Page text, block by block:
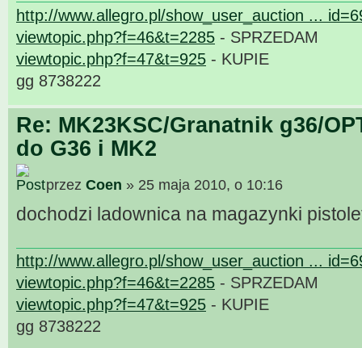
http://www.allegro.pl/show_user_auction ...
viewtopic.php?f=46&t=2285 - SPRZEDAM
viewtopic.php?f=47&t=925 - KUPIE
gg 8738222
Re: MK23KSC/Granatnik g36/
do G36 i MK2
przez Coen » 25 maja 2010, o 10:16
dochodzi ladownica na magazynki
http://www.allegro.pl/show_user_auction ...
viewtopic.php?f=46&t=2285 - SPRZEDAM
viewtopic.php?f=47&t=925 - KUPIE
gg 8738222